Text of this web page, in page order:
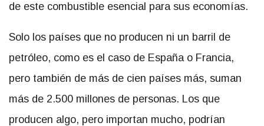
de este combustible esencial para sus economías.
Solo los países que no producen ni un barril de
petróleo, como es el caso de España o Francia,
pero también de más de cien países más, suman
más de 2.500 millones de personas. Los que
producen algo, pero importan mucho, podrían